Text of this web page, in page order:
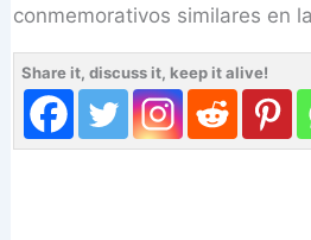
conmemorativos similares en
Share it, discuss it, keep it alive!